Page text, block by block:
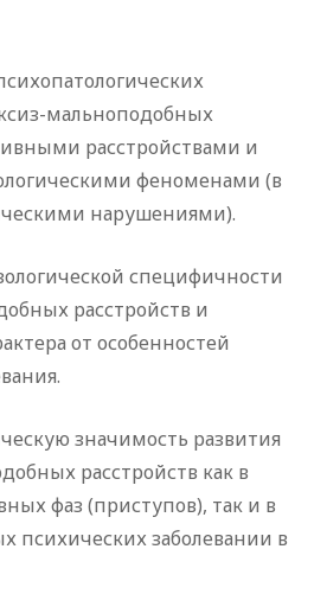
мальноподобных
расстройствами и
феноменами (в
нарушениями).
специфичности
расстройств и
от особенностей
значимость развития
расстройств как в
фаз (приступов), так и в
психических заболевании в